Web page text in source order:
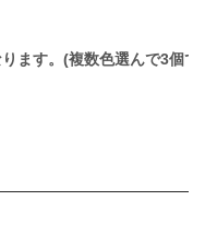
ます。(複数色選んで3個で